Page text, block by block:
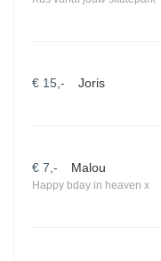
€ 15,- Joris
€ 7,- Malou
Happy bday in heaven x